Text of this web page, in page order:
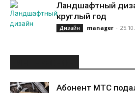
Ландшафтный
круглый год
Дизайн manager -
Абонент МТС